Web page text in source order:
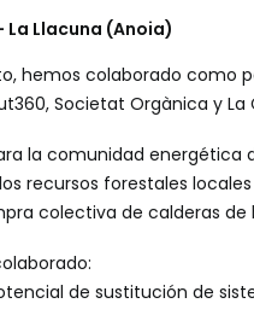
La Llacuna (Anoia)
hemos colaborado como
Societat Orgànica y La
la comunidad energética
recursos forestales
colectiva de calderas de
de sustitución de